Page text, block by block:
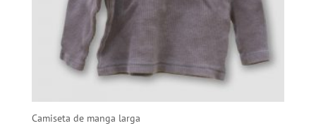
Camiseta de manga larga